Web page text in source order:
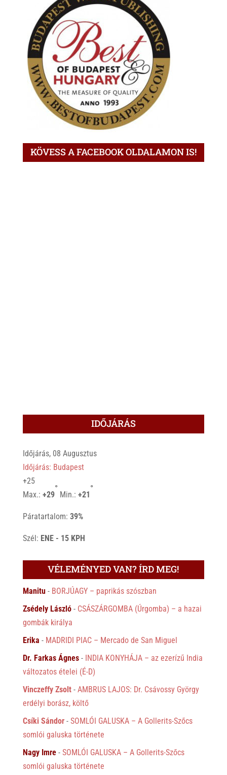
KÖVESS A FACEBOOK OLDALAMON IS!
IDŐJÁRÁS
Időjárás, 08 Augusztus
Időjárás: Budapest
+25
Max.: +29
°
Min.: +21
°
Páratartalom: 39%
Szél: ENE - 15 KPH
VÉLEMÉNYED VAN? ÍRD MEG!
Manitu- BORJÚAGY – paprikás szószban
Zsédely László- CSÁSZÁRGOMBA (Úrgomba) – a hazai
gombák királya
Erika - MADRIDI PIAC – Mercado de San Miguel
Dr. Farkas Ágnes- INDIA KONYHÁJA – az ezerízű India
változatos ételei (É-D)
Vinczeffy Zsolt- AMBRUS LAJOS: Dr. Csávossy György
erdélyi borász, költő
Csíki Sándor- SOMLÓI GALUSKA – A Gollerits-Szőcs
somlói galuska története
Nagy Imre- SOMLÓI GALUSKA – A Gollerits-Szőcs
somlói galuska története